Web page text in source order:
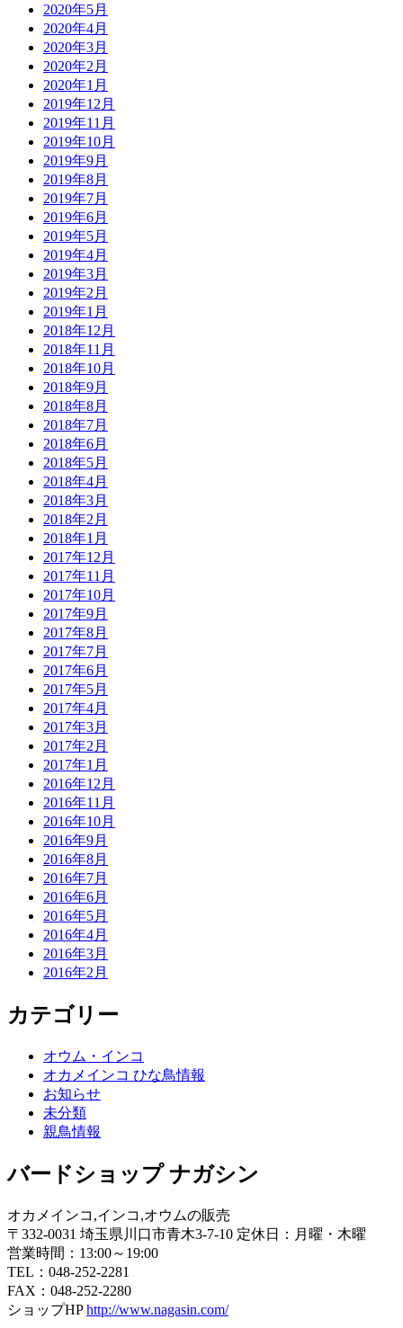
2020年5月
2020年4月
2020年3月
2020年2月
2020年1月
2019年12月
2019年11月
2019年10月
2019年9月
2019年8月
2019年7月
2019年6月
2019年5月
2019年4月
2019年3月
2019年2月
2019年1月
2018年12月
2018年11月
2018年10月
2018年9月
2018年8月
2018年7月
2018年6月
2018年5月
2018年4月
2018年3月
2018年2月
2018年1月
2017年12月
2017年11月
2017年10月
2017年9月
2017年8月
2017年7月
2017年6月
2017年5月
2017年4月
2017年3月
2017年2月
2017年1月
2016年12月
2016年11月
2016年10月
2016年9月
2016年8月
2016年7月
2016年6月
2016年5月
2016年4月
2016年3月
2016年2月
カテゴリー
オウム・インコ
オカメインコ ひな鳥情報
お知らせ
未分類
親鳥情報
バードショップ ナガシン
オカメインコ,インコ,オウムの販売
〒332-0031 埼玉県川口市青木3-7-10 定休日：月曜・木曜
営業時間：13:00～19:00
TEL：048-252-2281
FAX：048-252-2280
ショップHPhttp://www.nagasin.com/